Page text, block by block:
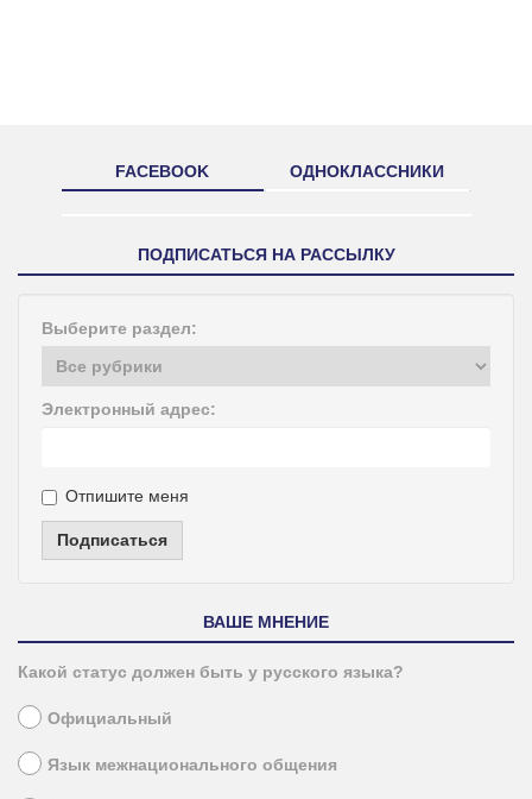
FACEBOOK ОДНОКЛАССНИКИ
ПОДПИСАТЬСЯ НА РАССЫЛКУ
Выберите раздел:
Электронный адрес:
Отпишите меня
Подписаться
ВАШЕ МНЕНИЕ
Какой статус должен быть у русского языка?
Официальный
Язык межнационального общения